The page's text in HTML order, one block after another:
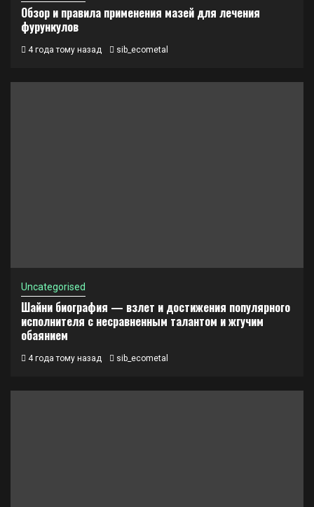
Обзор и правила применения мазей для лечения
фурункулов
4 года тому назад sib_ecometal
Uncategorised
Шайни биография — взлет и достижения популярного
исполнителя с несравненным талантом и жгучим
обаянием
4 года тому назад sib_ecometal